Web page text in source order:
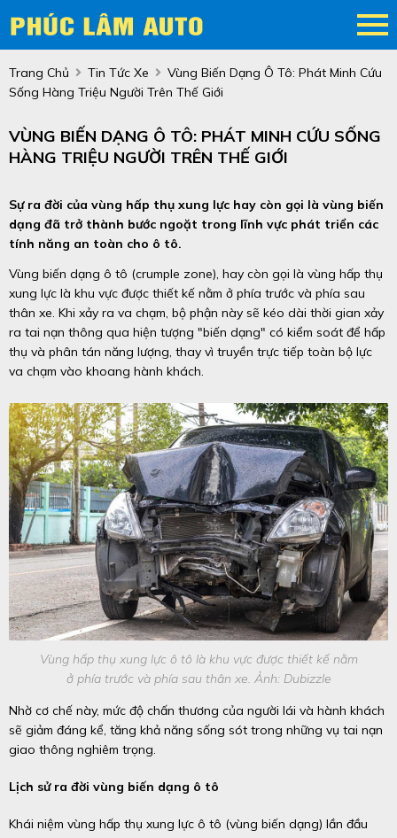
Trang Chủ Tin Tức Xe
Vùng Biến Dạng Ô Tô: Phát Minh Cứu
Sống Hàng Triệu Người Trên Thế Giới
VÙNG BIẾN DẠNG Ô TÔ: PHÁT MINH CỨU SỐNG
HÀNG TRIỆU NGƯỜI TRÊN THẾ GIỚI
Sự ra đời của vùng hấp thụ xung lực hay còn gọi là vùng biến
dạng đã trở thành bước ngoặt trong lĩnh vực phát triển các
tính năng an toàn cho ô tô.
Vùng biến dạng ô tô (crumple zone), hay còn gọi là vùng hấp thụ
xung lực là khu vực được thiết kế nằm ở phía trước và phía sau
thân xe. Khi xảy ra va chạm, bộ phận này sẽ kéo dài thời gian xảy
ra tai nạn thông qua hiện tượng "biến dạng" có kiểm soát để hấp
thụ và phân tán năng lượng, thay vì truyền trực tiếp toàn bộ lực
va chạm vào khoang hành khách.
Vùng hấp thụ xung lực ô tô là khu vực được thiết kế nằm
ở phía trước và phía sau thân xe. Ảnh: Dubizzle
Nhờ cơ chế này, mức độ chấn thương của người lái và hành khách
sẽ giảm đáng kể, tăng khả năng sống sót trong những vụ tai nạn
giao thông nghiêm trọng.
Lịch sử ra đời vùng biến dạng ô tô
Khái niệm vùng hấp thụ xung lực ô tô (vùng biến dạng) lần đầu